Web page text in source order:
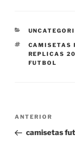
CATEGORÍAS
ETIQUETAS
CAMISETAS
REPLICAS
FUTBOL
Navegación
entradas
Entrada
anterior:
ANTERIOR
camisetas